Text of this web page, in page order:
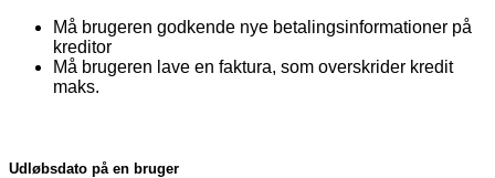
Må brugeren godkende nye betalingsinformationer på
kreditor
Må brugeren lave en faktura, som overskrider kredit
maks.
Udløbsdato på en bruger